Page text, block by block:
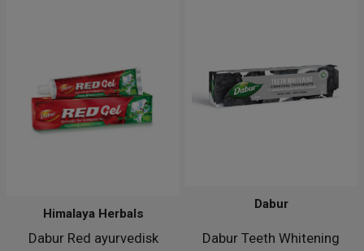
Dabur Red ayurvedisk
Himalaya Herbals
Dabur Teeth Whitening
Dabur